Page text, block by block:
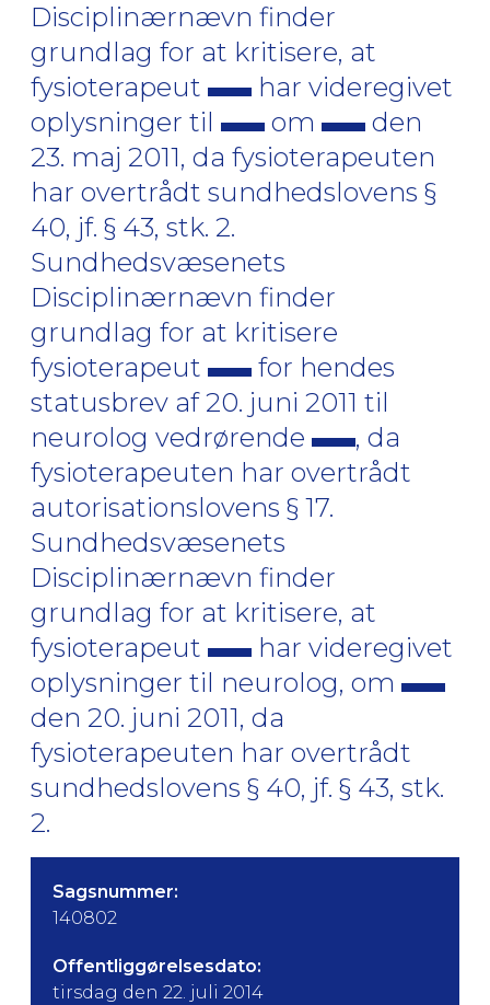
Disciplinærnævn finder
grundlag for at kritisere, at
fysioterapeut
har videregivet
oplysninger til
om
den
23. maj 2011, da fysioterapeuten
har overtrådt sundhedslovens §
40, jf. § 43, stk. 2.
Sundhedsvæsenets
Disciplinærnævn finder
grundlag for at kritisere
fysioterapeut
for hendes
statusbrev af 20. juni 2011 til
neurolog vedrørende
, da
fysioterapeuten har overtrådt
autorisationslovens § 17.
Sundhedsvæsenets
Disciplinærnævn finder
grundlag for at kritisere, at
fysioterapeut
har videregivet
oplysninger til neurolog, om
den 20. juni 2011, da
fysioterapeuten har overtrådt
sundhedslovens § 40, jf. § 43, stk.
2.
Sagsnummer:
140802
Offentliggørelsesdato:
tirsdag den 22. juli 2014